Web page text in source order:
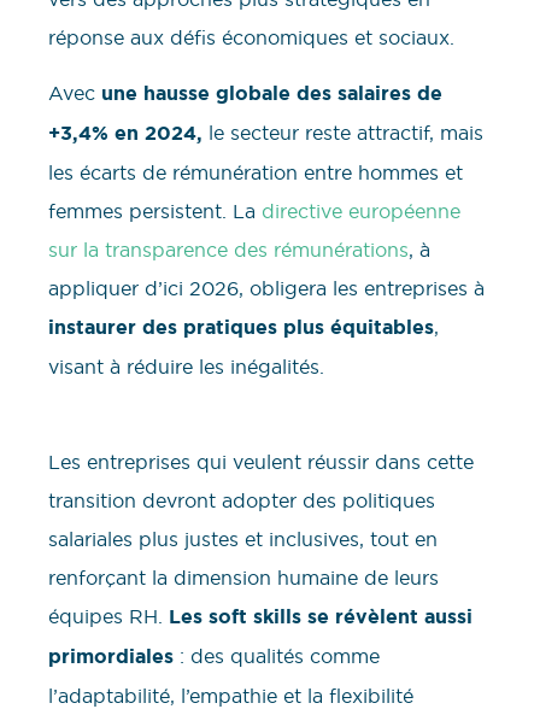
réponse aux défis économiques et sociaux.
Avec une hausse globale des salaires de
+3,4% en 2024, le secteur reste attractif, mais
les écarts de rémunération entre hommes et
femmes persistent. La directive européenne
sur la transparence des rémunérations, à
appliquer d’ici 2026, obligera les entreprises à
instaurer des pratiques plus équitables,
visant à réduire les inégalités.
Les entreprises qui veulent réussir dans cette
transition devront adopter des politiques
salariales plus justes et inclusives, tout en
renforçant la dimension humaine de leurs
équipes RH. Les soft skills se révèlent aussi
primordiales : des qualités comme
l’adaptabilité, l’empathie et la flexibilité